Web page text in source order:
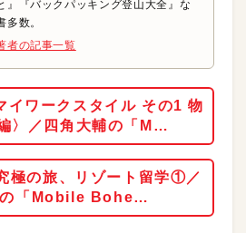
』『バックパッキング登山大全』な
多数。
者の記事一覧
イワークスタイル その1 物
〉／四角大輔の「M…
極の旅、リゾート留学①／
の「Mobile Bohe…